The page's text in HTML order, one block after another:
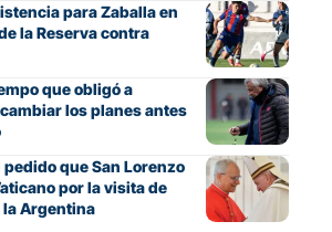
para Zaballa en
la Reserva contra
que obligó a
los planes antes
pedido que San Lorenzo
por la visita de
la Argentina